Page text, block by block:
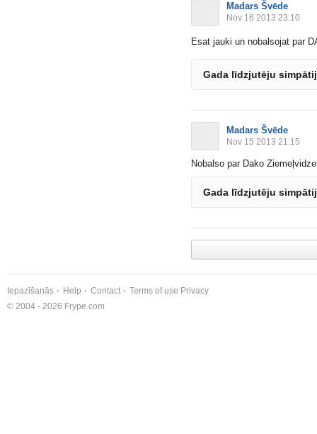
Madars Švēde
Nov 16 2013 23:10
Esat jauki un nobalsojat par
Gada līdzjutēju
Madars Švēde
Nov 15 2013 21:15
Nobalso par Dako
Gada līdzjutēju
Iepazīšanās Help Contact Terms of use Privacy
© 2004 - 2026 Frype.com